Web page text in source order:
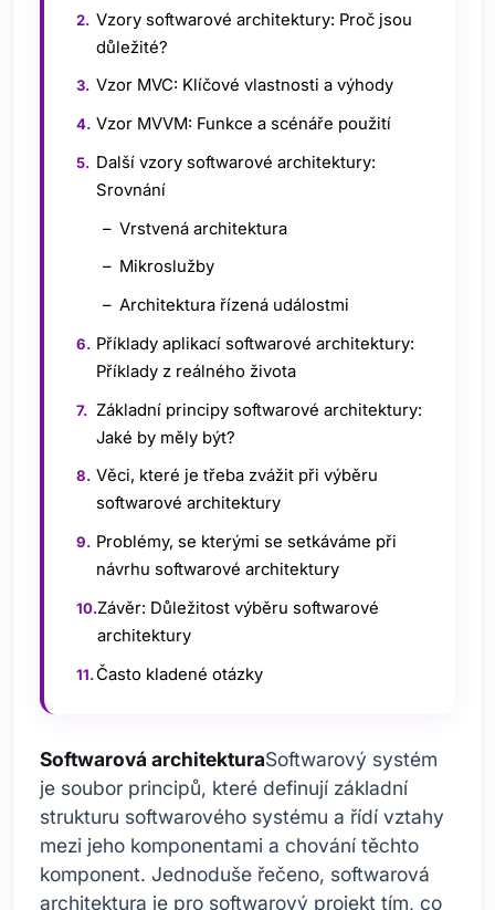
Vzory softwarové architektury: Proč jsou
důležité?
Vzor MVC: Klíčové vlastnosti a výhody
Vzor MVVM: Funkce a scénáře použití
Další vzory softwarové architektury:
Srovnání
Vrstvená architektura
Mikroslužby
Architektura řízená událostmi
Příklady aplikací softwarové architektury:
Příklady z reálného života
Základní principy softwarové architektury:
Jaké by měly být?
Věci, které je třeba zvážit při výběru
softwarové architektury
Problémy, se kterými se setkáváme při
návrhu softwarové architektury
Závěr: Důležitost výběru softwarové
architektury
Často kladené otázky
Softwarová architekturaSoftwarový systém
je soubor principů, které definují základní
strukturu softwarového systému a řídí vztahy
mezi jeho komponentami a chování těchto
komponent. Jednoduše řečeno, softwarová
architektura je pro softwarový projekt tím, co